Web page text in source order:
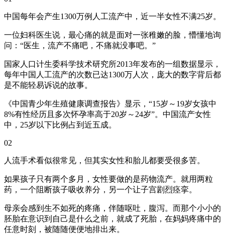
中国每年会产生1300万例人工流产中，近一半女性不满25岁。
一位妇科医生说，最心痛的就是面对一张稚嫩的脸，懵懂地询
问：“医生，流产不痛吧，不痛就没事吧。”
国家人口计生委科学技术研究所2013年发布的一组数据显示，
每年中国人工流产的次数已达1300万人次，庞大的数字背后都
是不能轻易诉说的故事。
《中国青少年生殖健康调查报告》显示，“15岁～19岁女孩中
8%有性经历且多次怀孕率高于20岁～24岁”。中国流产女性
中，25岁以下比例占到近五成。
02
人流手术看似很常见，但其实女性和胎儿都要受很多苦。
如果孩子只有两个多月，女性要做的是药物流产。就用两粒
药，一个阻断孩子吸收养分，另一个让子宫剧烈痉挛。
母亲会感到生不如死的疼痛，伴随呕吐，腹泻。而那个小小的
胚胎在意识到自己是什么之前，就成了死胎，在妈妈疼痛中的
任意时刻，被随随便便地排出来。